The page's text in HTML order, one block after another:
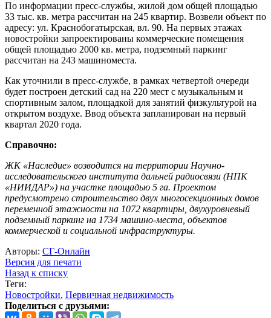
По информации пресс-службы, жилой дом общей площадью
33 тыс. кв. метра рассчитан на 245 квартир. Возвели объект по
адресу: ул. Краснобогатырская, вл. 90. На первых этажах
новостройки запроектированы коммерческие помещения
общей площадью 2000 кв. метра, подземный паркинг
рассчитан на 243 машиноместа.
Как уточнили в пресс-службе, в рамках четвертой очереди
будет построен детский сад на 220 мест с музыкальным и
спортивным залом, площадкой для занятий физкультурой на
открытом воздухе. Ввод объекта запланирован на первый
квартал 2020 года.
Справочно:
ЖК «Наследие» возводится на территории Научно-
исследовательского института дальней радиосвязи (НПК
«НИИДАР») на участке площадью 5 га. Проектом
предусмотрено строительство двух многосекционных домов
переменной этажности на 1072 квартиры, двухуровневый
подземный паркинг на 1734 машино-места, объектов
коммерческой и социальной инфраструктуры.
Авторы: СГ-Онлайн
Версия для печати
Назад к списку
Теги:
Новостройки, Первичная недвижимость
Поделиться с друзьями: